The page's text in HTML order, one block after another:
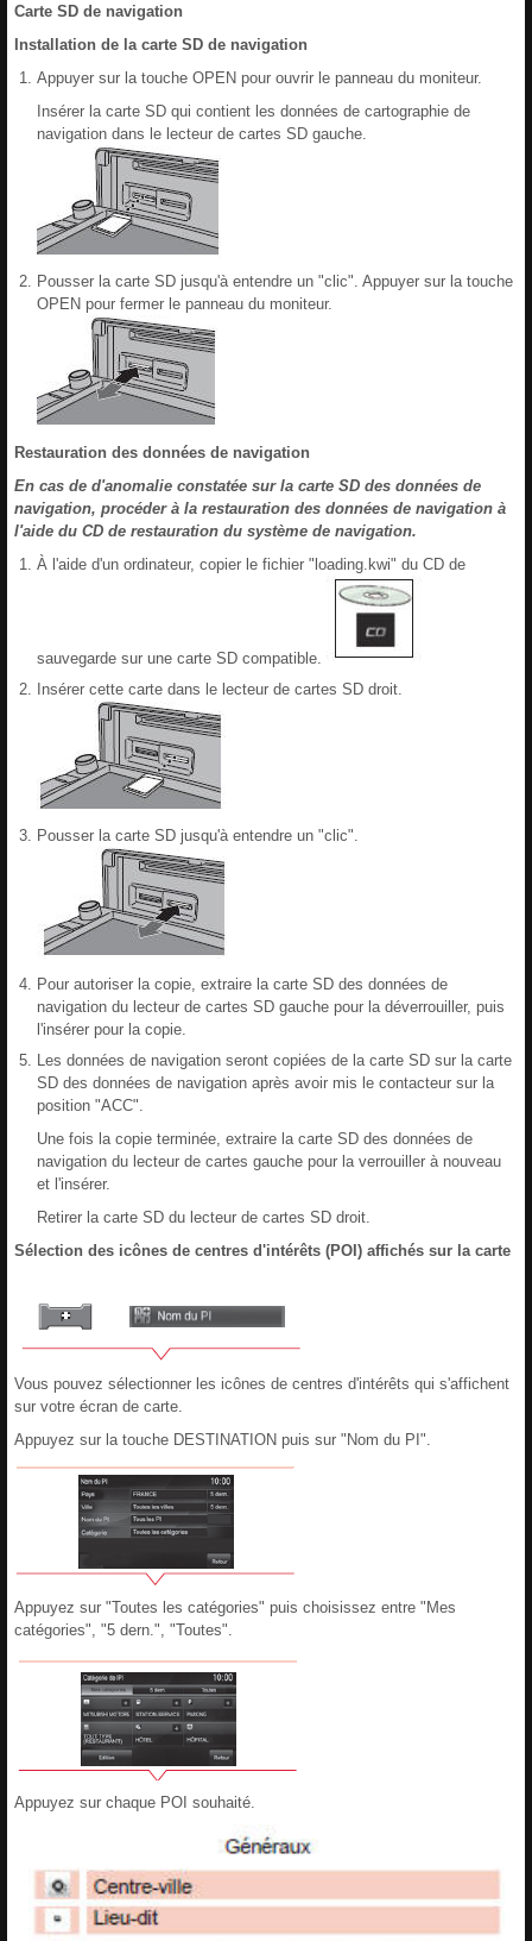
Carte SD de navigation
Installation de la carte SD de navigation
Appuyer sur la touche OPEN pour ouvrir le panneau du moniteur.
Insérer la carte SD qui contient les données de cartographie de
navigation dans le lecteur de cartes SD gauche.
Pousser la carte SD jusqu'à entendre un "clic". Appuyer sur la touche
OPEN pour fermer le panneau du moniteur.
Restauration des données de navigation
En cas de d'anomalie constatée sur la carte SD des données de
navigation, procéder à la restauration des données de navigation à
l'aide du CD de restauration du système de navigation.
À l'aide d'un ordinateur, copier le fichier "loading.kwi" du CD de
sauvegarde sur une carte SD compatible.
Insérer cette carte dans le lecteur de cartes SD droit.
Pousser la carte SD jusqu'à entendre un "clic".
Pour autoriser la copie, extraire la carte SD des données de
navigation du lecteur de cartes SD gauche pour la déverrouiller, puis
l'insérer pour la copie.
Les données de navigation seront copiées de la carte SD sur la carte
SD des données de navigation après avoir mis le contacteur sur la
position "ACC".
Une fois la copie terminée, extraire la carte SD des données de
navigation du lecteur de cartes gauche pour la verrouiller à nouveau
et l'insérer.
Retirer la carte SD du lecteur de cartes SD droit.
Sélection des icônes de centres d'intérêts (POI) affichés sur la carte
Vous pouvez sélectionner les icônes de centres d'intérêts qui s'affichent
sur votre écran de carte.
Appuyez sur la touche DESTINATION puis sur "Nom du PI".
Appuyez sur "Toutes les catégories" puis choisissez entre "Mes
catégories", "5 dern.", "Toutes".
Appuyez sur chaque POI souhaité.